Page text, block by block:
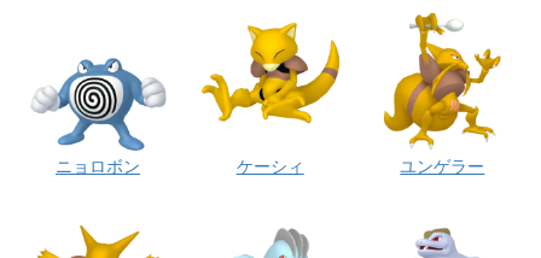
ニョロボン ケーシィ ユンゲラー